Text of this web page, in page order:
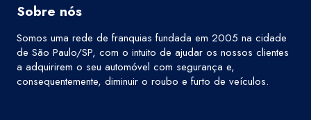
Sobre nós
Somos uma rede de franquias fundada em 2005 na cidade
de São Paulo/SP, com o intuito de ajudar os nossos clientes
a adquirirem o seu automóvel com segurança e,
consequentemente, diminuir o roubo e furto de veículos.